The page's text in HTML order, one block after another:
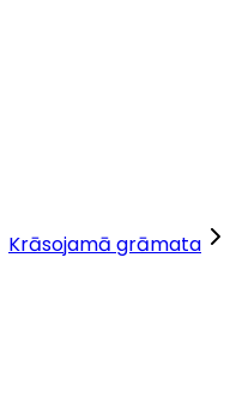
Krāsojamā grāmata